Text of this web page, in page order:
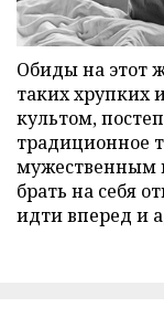
Обиды на этот
таких хрупких
культом,
традиционное
мужественным
брать на себя
идти вперед и